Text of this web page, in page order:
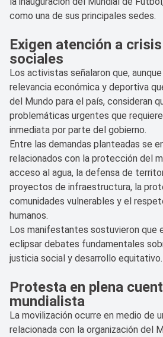
como una de sus principales sedes.
Exigen atención a
sociales
Los activistas señalaron que,
relevancia económica y deportiva
del Mundo para el país, consideran
problemáticas urgentes que
inmediata por parte del gobierno.
Entre las demandas planteadas se
relacionados con la protección del
acceso al agua, la defensa de
proyectos de infraestructura, la
comunidades vulnerables y el
humanos.
Los manifestantes sostuvieron que
eclipsar debates fundamentales
justicia social y desarrollo equitativo.
Protesta en plena
mundialista
La movilización ocurre en medio de
relacionada con la organización del